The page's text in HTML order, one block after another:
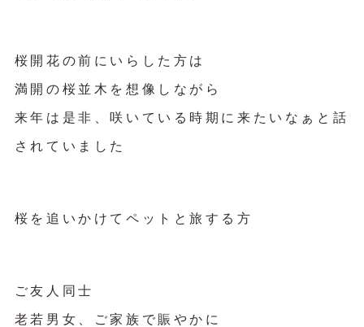
桜開花の前にいらした方は
満開の桜並木を想像しながら
来年は是非、咲いている時期に来たいなぁと話
されていました
桜を追いかけてペットと旅する方
ご友人同士
老若男女、ご家族で賑やかに